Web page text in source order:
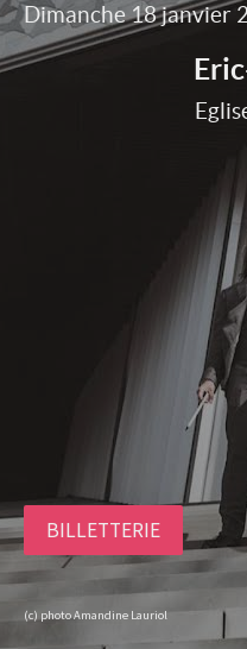
Dimanche 18 janvier
BILLETTERIE
(c) photo Amandine Lauriol